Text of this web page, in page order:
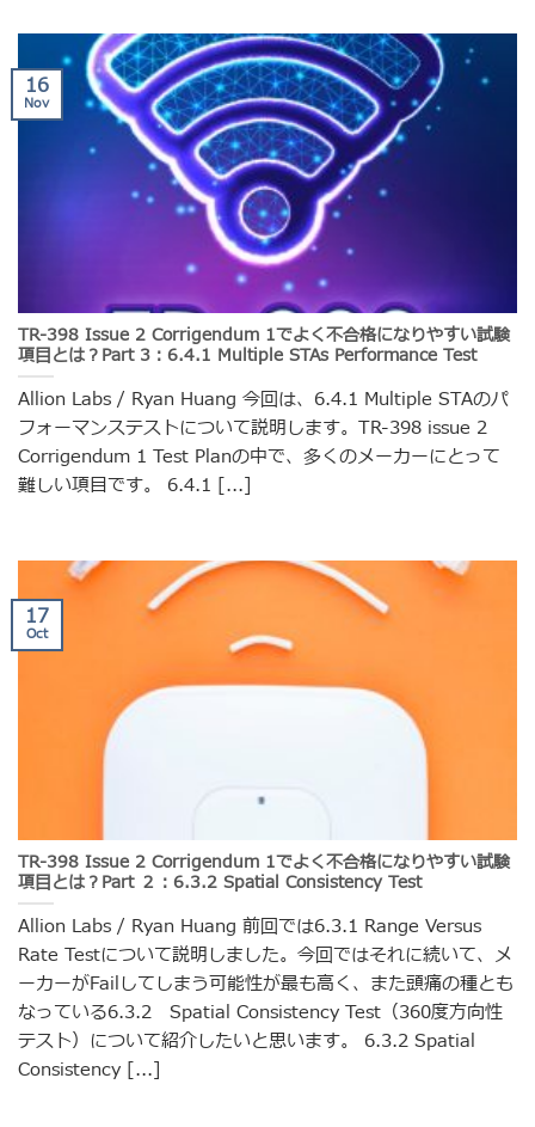
TR-398 Issue 2 Corrigendum 1でよく不合格になりやすい試験
項目とは？Part 3：6.4.1 Multiple STAs Performance Test
Allion Labs / Ryan Huang 今回は、6.4.1 Multiple STAのパ
フォーマンステストについて説明します。TR-398 issue 2
Corrigendum 1 Test Planの中で、多くのメーカーにとって
難しい項目です。 6.4.1 [...]
16
Nov
TR-398 Issue 2 Corrigendum 1でよく不合格になりやすい試験
項目とは？Part ２：6.3.2 Spatial Consistency Test
Allion Labs / Ryan Huang 前回では6.3.1 Range Versus
Rate Testについて説明しました。今回ではそれに続いて、メ
ーカーがFailしてしまう可能性が最も高く、また頭痛の種とも
なっている6.3.2 Spatial Consistency Test（360度方向性
テスト）について紹介したいと思います。 6.3.2 Spatial
Consistency [...]
17
Oct